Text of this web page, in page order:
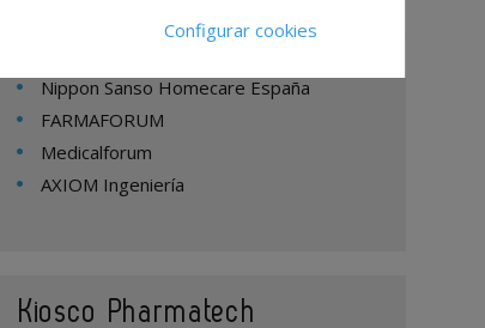
Nippon Sanso Homecare España
FARMAFORUM
Medicalforum
AXIOM Ingeniería
Kiosco Pharmatech
Configurar cookies